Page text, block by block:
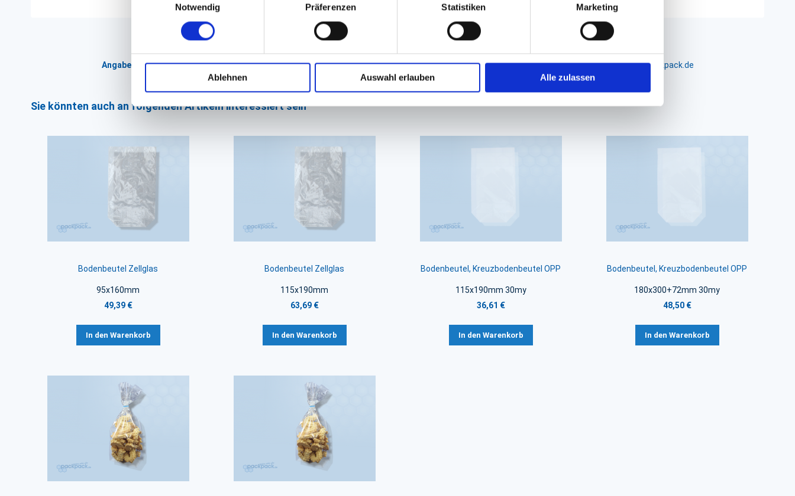
Notwendig
Präferenzen Statistiken Marketing
Ablehnen Auswahl erlauben Alle zulassen
Angaben zur Informationspflichten der GPSR Produktsicherheitsverordnung:packpack.de GmbH, Am Bullhamm 24-26, D-26441 Jever, info@packpack.de
Sie könnten auch an folgenden Artikeln interessiert sein
Bodenbeutel Zellglas
95x160mm
49,39 €
In den Warenkorb
Bodenbeutel Zellglas
115x190mm
63,69 €
In den Warenkorb
Bodenbeutel, Kreuzbodenbeutel OPP
115x190mm 30my
36,61 €
In den Warenkorb
Bodenbeutel, Kreuzbodenbeutel OPP
180x300+72mm 30my
48,50 €
In den Warenkorb